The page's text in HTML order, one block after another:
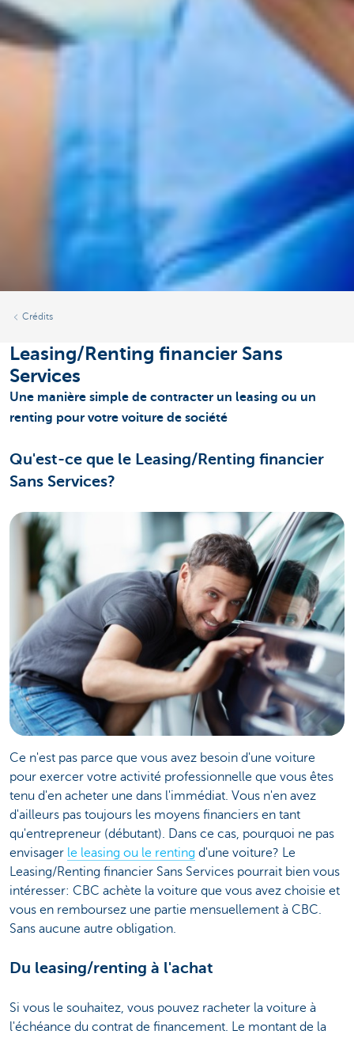
Crédits
Leasing/Renting financier Sans
Services
Une manière simple de contracter un leasing ou un
renting pour votre voiture de société
Qu'est-ce que le Leasing/Renting financier
Sans Services?
Ce n'est pas parce que vous avez besoin d'une voiture
pour exercer votre activité professionnelle que vous êtes
tenu d'en acheter une dans l'immédiat. Vous n'en avez
d'ailleurs pas toujours les moyens financiers en tant
qu'entrepreneur (débutant). Dans ce cas, pourquoi ne pas
envisager le leasing ou le renting d'une voiture? Le
Leasing/Renting financier Sans Services pourrait bien vous
intéresser: CBC achète la voiture que vous avez choisie et
vous en remboursez une partie mensuellement à CBC.
Sans aucune autre obligation.
Du leasing/renting à l'achat
Si vous le souhaitez, vous pouvez racheter la voiture à
l'échéance du contrat de financement. Le montant de la